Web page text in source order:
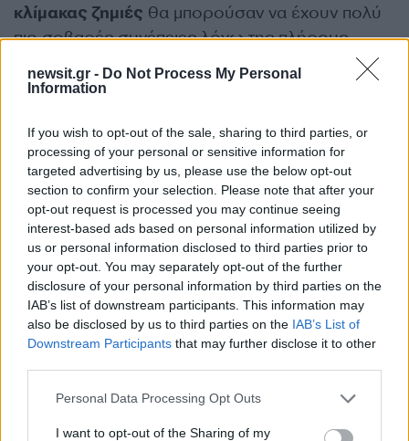
newsit.gr - Do Not Process My Personal
Information
If you wish to opt-out of the sale, sharing to third parties, or
processing of your personal or sensitive information for
targeted advertising by us, please use the below opt-out
section to confirm your selection. Please note that after your
opt-out request is processed you may continue seeing
interest-based ads based on personal information utilized by
us or personal information disclosed to third parties prior to
your opt-out. You may separately opt-out of the further
disclosure of your personal information by third parties on the
IAB’s list of downstream participants. This information may
also be disclosed by us to third parties on the IAB’s List of
Downstream Participants that may further disclose it to other
Please note that this website/app uses one or more Google
not limited to your visit or usage behaviour. You may click to
Personal Data Processing Opt Outs
I want to opt-out of the Sharing of my
κλίμακας ζημιές θα μπορούσαν να έχουν πολύ
πιο σοβαρές συνέπειες λόγω της πλήρους
εξάρτησης του παγκόσμιου συστήματος από τη
ροή δεδομένων μέσω ίντερνετ.
Αν τα χάσατε